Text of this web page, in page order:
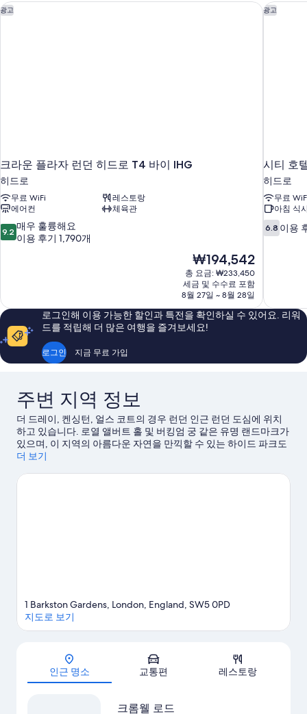
광고
크라운 플라자 런던 히드로 T4 바이 IHG
히드로
무료 WiFi
레스토랑
에어컨
체육관
10
점
점,
매
훌
륭
해
1,790
9.2 매우 훌륭해요
이용 후기 1,790개
현
재
요
금
₩194,542
₩194,542
총 요금: ₩233,450
세금 및 수수료 포함
8월 27일 ~ 8월 28일
크라운 플라자 런던 히드로 T4 바이 IHG 광고
시티 호
히드로
무료
아침 식
10
점
점,
이
용
106
6.8 이용
시티 호
로그인해 이용 가능한 할인과 특전을 확인하실 수 있어요. 리워
드를 적립해 더 많은 여행을 즐겨보세요!
로그인 지금 무료 가입
주변 지역 정보
더 드레이, 켄싱턴, 얼스 코트의 경우 런던 인근 런던 도심에 위치
하고 있습니다. 로열 앨버트 홀 및 버킹엄 궁 같은 유명 랜드마크가
있으며, 이 지역의 아름다운 자연을 만끽할 수 있는 하이드 파크도
방문해 볼 만합니다. 각종 이벤트나 게임이 개최되는 웸블리 경기
기
더 보기
지도
1 Barkston Gardens, London, England, SW5 0PD
지도로 보기
인근 명소 교통편 레스토랑
크롬웰 로드